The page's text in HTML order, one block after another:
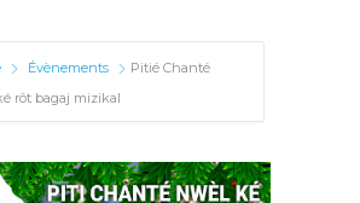
Évènements
Pitié Chanté
rôt bagaj mizikal